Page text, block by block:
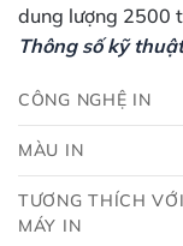
dung lượng 2500
Thông số kỹ thuật
CÔNG NGHỆ IN
MÀU IN
TƯƠNG THÍCH VỚI
MÁY IN